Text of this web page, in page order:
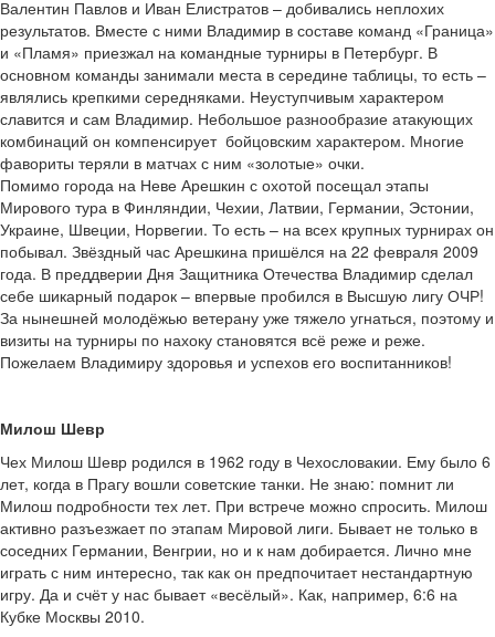
Валентин Павлов и Иван Елистратов – добивались неплохих
результатов. Вместе с ними Владимир в составе команд «Граница»
и «Пламя» приезжал на командные турниры в Петербург. В
основном команды занимали места в середине таблицы, то есть –
являлись крепкими середняками. Неуступчивым характером
славится и сам Владимир. Небольшое разнообразие атакующих
комбинаций он компенсирует бойцовским характером. Многие
фавориты теряли в матчах с ним «золотые» очки.
Помимо города на Неве Арешкин с охотой посещал этапы
Мирового тура в Финляндии, Чехии, Латвии, Германии, Эстонии,
Украине, Швеции, Норвегии. То есть – на всех крупных турнирах он
побывал. Звёздный час Арешкина пришёлся на 22 февраля 2009
года. В преддверии Дня Защитника Отечества Владимир сделал
себе шикарный подарок – впервые пробился в Высшую лигу ОЧР!
За нынешней молодёжью ветерану уже тяжело угнаться, поэтому и
визиты на турниры по нахоку становятся всё реже и реже.
Пожелаем Владимиру здоровья и успехов его воспитанников!
Милош Шевр
Чех Милош Шевр родился в 1962 году в Чехословакии. Ему было 6
лет, когда в Прагу вошли советские танки. Не знаю: помнит ли
Милош подробности тех лет. При встрече можно спросить. Милош
активно разъезжает по этапам Мировой лиги. Бывает не только в
соседних Германии, Венгрии, но и к нам добирается. Лично мне
играть с ним интересно, так как он предпочитает нестандартную
игру. Да и счёт у нас бывает «весёлый». Как, например, 6:6 на
Кубке Москвы 2010.